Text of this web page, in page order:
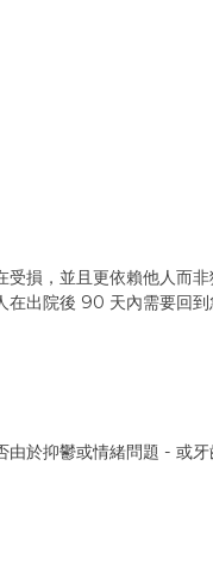
受損，並且更依賴他
出院後 90 天內需要回
於抑鬱或情緒問題 - 或